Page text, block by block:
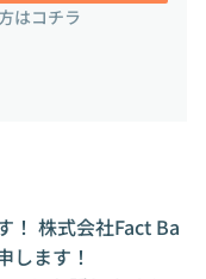
はコチラ
！ 株式会社Fact Ba
します！